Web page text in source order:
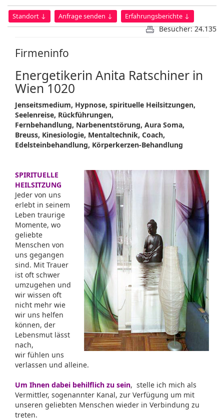
Standort ↓ Anfrage senden ↓ Erfahrungsberichte ↓
Besucher: 24.135
Firmeninfo
Energetikerin Anita Ratschiner in
Wien 1020
Jenseitsmedium, Hypnose, spirituelle Heilsitzungen,
Seelenreise, Rückführungen,
Fernbehandlung, Narbenentstörung, Aura Soma,
Breuss, Kinesiologie, Mentaltechnik, Coach,
Edelsteinbehandlung, Körperkerzen-Behandlung
SPIRITUELLE
HEILSITZUNG
Jeder von uns
erlebt in seinem
Leben traurige
Momente, wo
geliebte
Menschen von
uns gegangen
sind. Mit Trauer
ist oft schwer
umzugehen und
wir wissen oft
nicht mehr wie
wir uns helfen
können, der
Lebensmut lässt
nach,
wir fühlen uns
verlassen und alleine.
Um Ihnen dabei behilflich zu sein, stelle ich mich als
Vermittler, sogenannter Kanal, zur Verfügung um mit
unseren geliebten Menschen wieder in Verbindung zu
treten.